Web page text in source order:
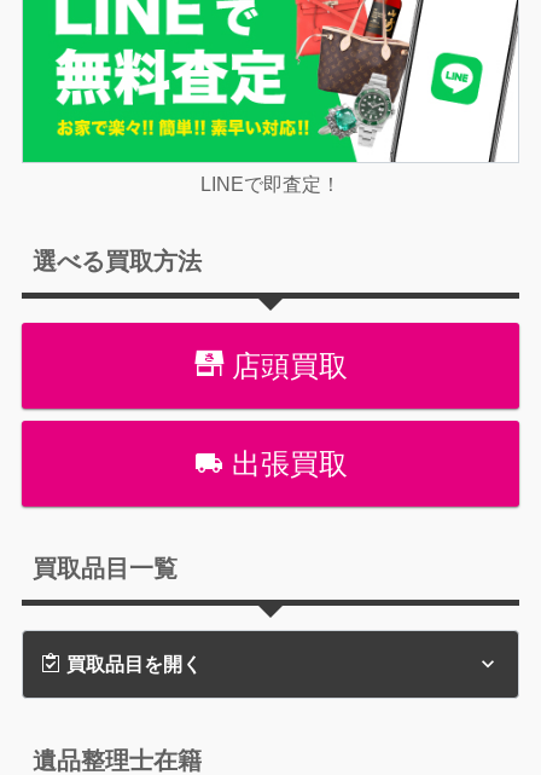
LINEで即査定！
選べる買取方法
店頭買取
出張買取
買取品目一覧
買取品目を開く
遺品整理士在籍